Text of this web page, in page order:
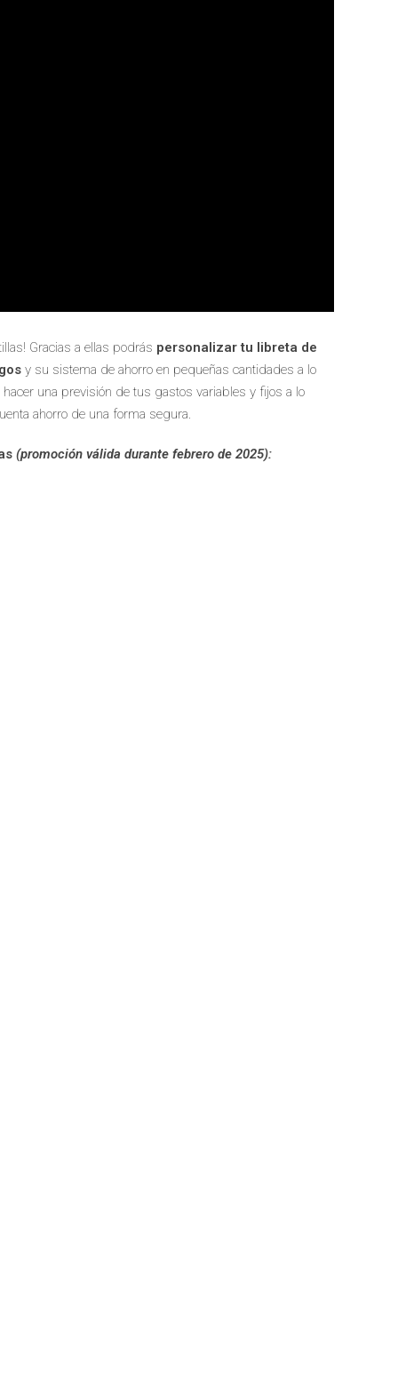
Gracias a ellas podrás personalizar tu libreta de
y su sistema de ahorro en pequeñas cantidades a lo
una previsión de tus gastos variables y fijos a lo
ahorro de una forma segura.
(promoción válida durante febrero de 2025):